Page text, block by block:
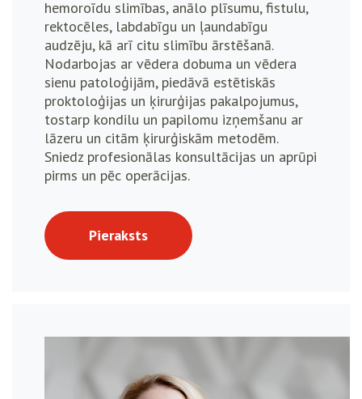
hemoroīdu slimības, anālo plīsumu, fistulu,
rektocēles, labdabīgu un ļaundabīgu
audzēju, kā arī citu slimību ārstēšanā.
Nodarbojas ar vēdera dobuma un vēdera
sienu patoloģijām, piedāvā estētiskās
proktoloģijas un ķirurģijas pakalpojumus,
tostarp kondilu un papilomu izņemšanu ar
lāzeru un citām ķirurģiskām metodēm.
Sniedz profesionālas konsultācijas un aprūpi
pirms un pēc operācijas.
Pieraksts